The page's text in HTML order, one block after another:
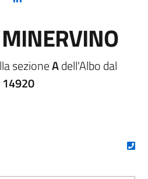
sezioneAdell'Albo dal
14920